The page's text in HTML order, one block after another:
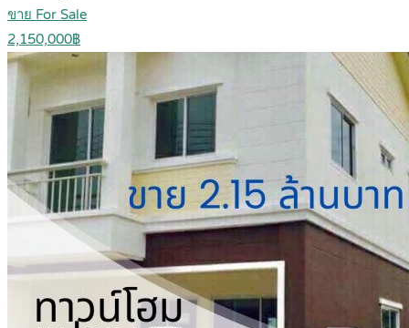
ขาย For Sale
2,150,000฿